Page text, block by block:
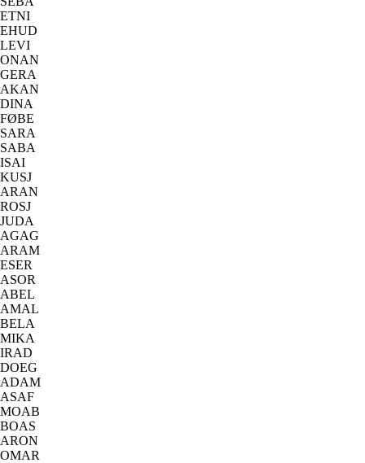
ETNI
EHUD
LEVI
ONAN
GERA
AKAN
DINA
FØBE
SARA
SABA
ISAI
KUSJ
ARAN
ROSJ
JUDA
AGAG
ARAM
ESER
ASOR
ABEL
AMAL
BELA
MIKA
IRAD
DOEG
ADAM
ASAF
MOAB
BOAS
ARON
OMAR